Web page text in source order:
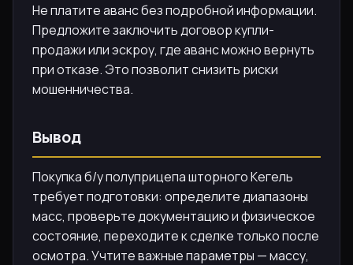
Не платите аванс без подробной информации.
Предложите заключить договор купли-
продажи или эскроу, где аванс можно вернуть
при отказе. Это позволит снизить риски
мошенничества.
Вывод
Покупка б/у полуприцепа шторного Кегель
требует подготовки: определите диапазоны
масс, проверьте документацию и физическое
состояние, переходите к сделке только после
осмотра. Учтите важные параметры — массу,